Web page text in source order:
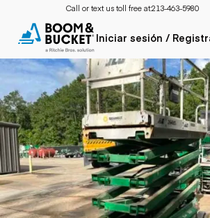
Call or text us toll free at:213-463-5980
Iniciar sesión /